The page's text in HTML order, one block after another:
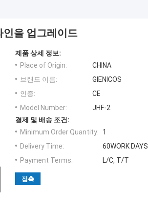
인을 업그레이드
제품 상세 정보:
Place of Origin:
CHINA
브랜드 이름:
GIENICOS
인증:
CE
Model Number:
JHF-2
결제 및 배송 조건:
Minimum Order Quantity:
1
Delivery Time:
60WORK DAYS
Payment Terms:
L/C, T/T
접촉